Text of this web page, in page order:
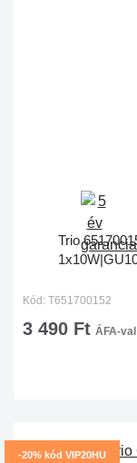
Trio
Kód: T651700152
3 490 Ft ÁFA-val
-20% kód VIP20HU